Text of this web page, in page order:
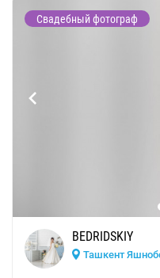
Свадебный фотограф
BEDRIDSKIY
Ташкент